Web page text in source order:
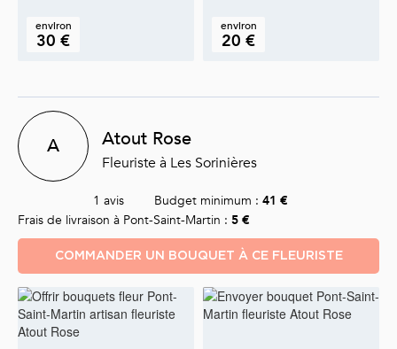
environ
30 €
environ
20 €
A Atout Rose
Fleuriste à Les Sorinières
1 avis Budget minimum : 41 €
Frais de livraison à Pont-Saint-Martin : 5 €
COMMANDER UN BOUQUET À CE FLEURISTE